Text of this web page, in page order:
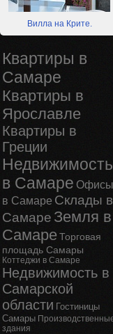
Вилла на Крите.
Квартиры в
Самаре
Квартиры в
Ярославле
Квартиры в
Греции
Недвижимость
в Самаре Офисы
в Самаре Склады в
Самаре Земля в
СамареТорговая
площадь Самары
Коттеджи в Самаре
Недвижимость в
Самарской
области Гостиницы
Самары
здания